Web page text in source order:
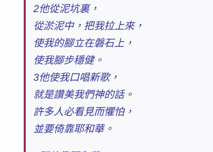
2他從泥坑裏，
從淤泥中，把我拉上來，
使我的腳立在磐石上，
使我腳步穩健。
3他使我口唱新歌，
就是讚美我們神的話。
許多人必看見而懼怕，
並要倚靠耶和華。